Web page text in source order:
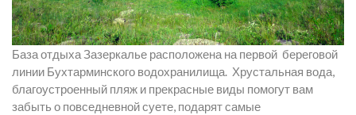
База отдыха Зазеркалье расположена на первой береговой
линии Бухтарминского водохранилища. Хрустальная вода,
благоустроенный пляж и прекрасные виды помогут вам
забыть о повседневной суете, подарят самые